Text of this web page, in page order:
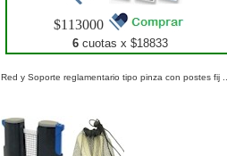
$113000
6 cuotas x $18833
Red y Soporte reglamentario tipo pinza con postes fij ...